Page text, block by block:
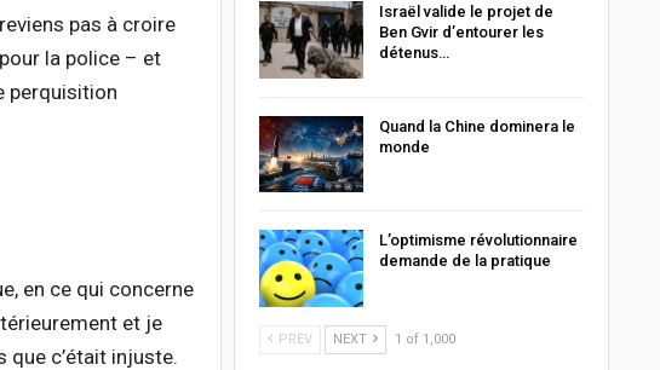
pas à croire
la police – et
perquisition
en ce qui concerne
et je
que c’était injuste.
Israël valide le projet de
Ben Gvir d’entourer les
détenus…
Quand la Chine dominera le
monde
L’optimisme révolutionnaire
demande de la pratique
PREV NEXT 1 of 1,000